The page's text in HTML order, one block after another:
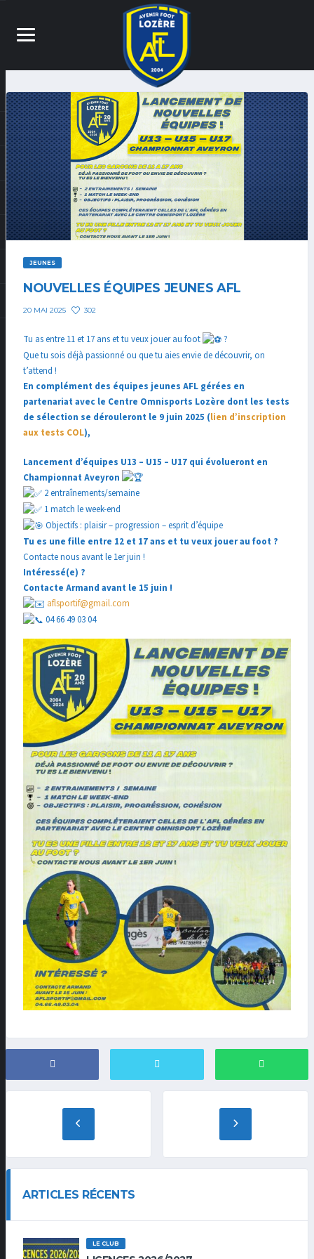
JEUNES
NOUVELLES ÉQUIPES JEUNES AFL
20 MAI 2025 302
Tu as entre 11 et 17 ans et tu veux jouer au foot
?
Que tu sois déjà passionné ou que tu aies envie de découvrir, on
t’attend !
En complément des équipes jeunes AFL gérées en
partenariat avec le Centre Omnisports Lozère dont les tests
de sélection se dérouleront le 9 juin 2025 (lien d’inscription
aux tests COL),
Lancement d’équipes U13 – U15 – U17 qui évolueront en
Championnat Aveyron
2 entraînements/semaine
1 match le week-end
Objectifs : plaisir – progression – esprit d’équipe
Tu es une fille entre 12 et 17 ans et tu veux jouer au foot ?
Contacte nous avant le 1er juin !
Intéressé(e) ?
Contacte Armand avant le 15 juin !
aflsportif@gmail.com
04 66 49 03 04
ARTICLES RÉCENTS
LE CLUB